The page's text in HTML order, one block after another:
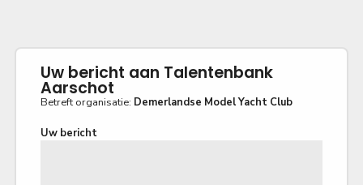
Uw bericht aan Talentenbank
Aarschot
Betreft organisatie: Demerlandse Model Yacht Club
Uw bericht